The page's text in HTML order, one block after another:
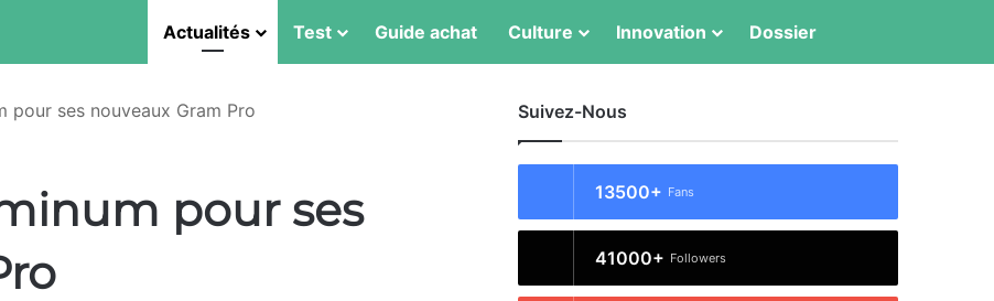
Actualités Test Guide achat Culture Innovation Dossier
pour ses nouveaux Gram Pro
pour ses
Suivez-Nous
13500+ Fans
41000+ Followers